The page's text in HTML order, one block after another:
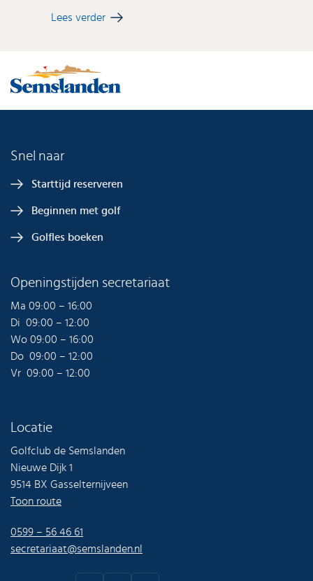
Lees verder
Snel naar
Starttijd reserveren
Beginnen met golf
Golfles boeken
Openingstijden secretariaat
Ma 09:00 – 16:00
Di 09:00 – 12:00
Wo 09:00 – 16:00
Do 09:00 – 12:00
Vr 09:00 – 12:00
Locatie
Golfclub de Semslanden
Nieuwe Dijk 1
9514 BX Gasselternijveen
Toon route
0599 – 56 46 61
secretariaat@semslanden.nl